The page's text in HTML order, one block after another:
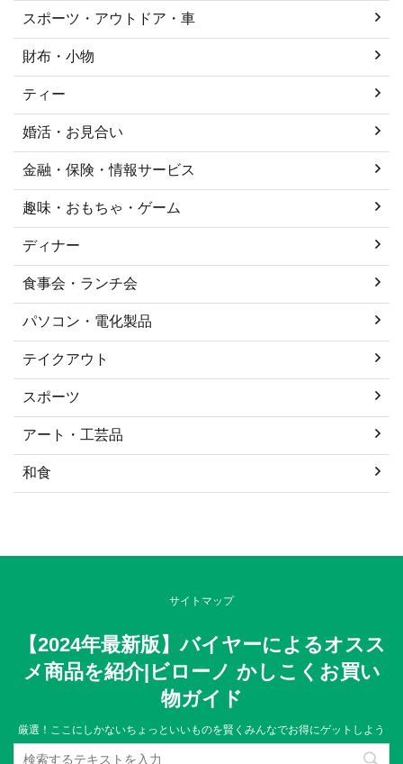
スポーツ・アウトドア・車
財布・小物
ティー
婚活・お見合い
金融・保険・情報サービス
趣味・おもちゃ・ゲーム
ディナー
食事会・ランチ会
パソコン・電化製品
テイクアウト
スポーツ
アート・工芸品
和食
サイトマップ
【2024年最新版】バイヤーによるオスス
メ商品を紹介|ビローノ かしこくお買い
物ガイド
厳選！ここにしかないちょっといいものを賢くみんなでお得にゲットしよう